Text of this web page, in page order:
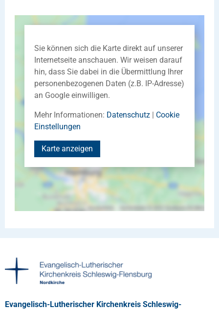
Sie können sich die Karte direkt auf unserer
Internetseite anschauen. Wir weisen darauf
hin, dass Sie dabei in die Übermittlung Ihrer
personenbezogenen Daten (z.B. IP-Adresse)
an Google einwilligen.
Mehr Informationen: Datenschutz | Cookie
Einstellungen
Karte anzeigen
Evangelisch-Lutherischer Kirchenkreis Schleswig-